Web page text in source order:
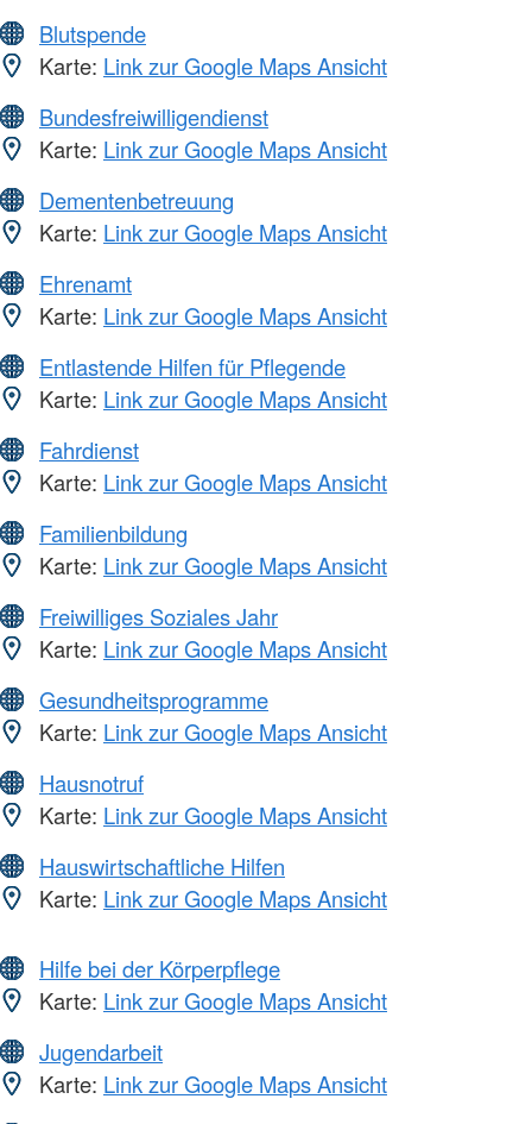
Blutspende
Karte: Link zur Google Maps Ansicht
Bundesfreiwilligendienst
Karte: Link zur Google Maps Ansicht
Dementenbetreuung
Karte: Link zur Google Maps Ansicht
Ehrenamt
Karte: Link zur Google Maps Ansicht
Entlastende Hilfen für Pflegende
Karte: Link zur Google Maps Ansicht
Fahrdienst
Karte: Link zur Google Maps Ansicht
Familienbildung
Karte: Link zur Google Maps Ansicht
Freiwilliges Soziales Jahr
Karte: Link zur Google Maps Ansicht
Gesundheitsprogramme
Karte: Link zur Google Maps Ansicht
Hausnotruf
Karte: Link zur Google Maps Ansicht
Hauswirtschaftliche Hilfen
Karte: Link zur Google Maps Ansicht
Hilfe bei der Körperpflege
Karte: Link zur Google Maps Ansicht
Jugendarbeit
Karte: Link zur Google Maps Ansicht